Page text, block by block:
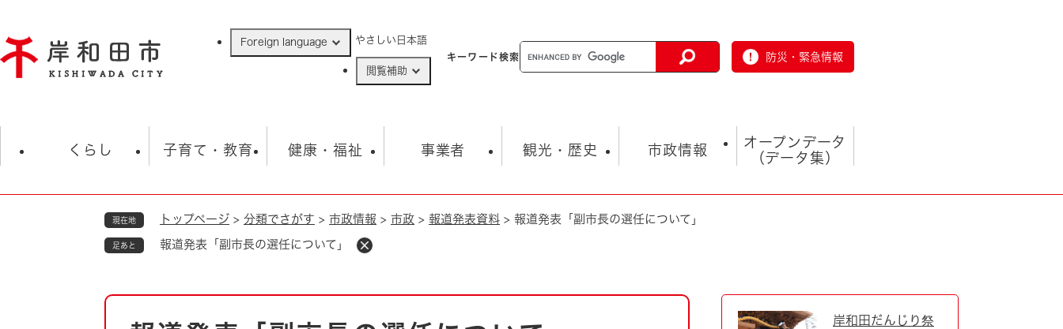
ジ
の
Foreign language やさしい日本語
閲覧補助
キーワード検索 防災・緊急情報
くらし
住民票・戸籍
ごみ・衛生・動物 救急・消防
子育て・教育
学校 子育て
健康・福祉
福祉・健康・生活 生涯学習・スポーツ
事業者
入札・契約情報 まちづくり・協働
環境 福祉・介護
観光・歴史
観光 観光スポット
市政情報
市の概要 総合計画
市政 職員採用情報
オープンデータ
（データ集）
オープンデータ
現在地 トップページ > 分類でさがす > 市政情報 > 市政 > 報道発表資料 > 報道発表「副市長の選任について」
足あと 報道発表「副市長の選任について」
本
岸和田だんじり祭